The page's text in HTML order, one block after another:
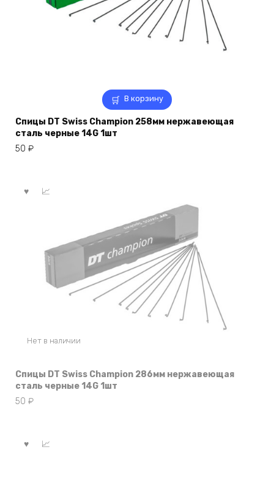
В корзину
Спицы DT Swiss Champion 258мм нержавеющая
сталь черные 14G 1шт
50 ₽
Нет в наличии
Спицы DT Swiss Champion 286мм нержавеющая
сталь черные 14G 1шт
50 ₽